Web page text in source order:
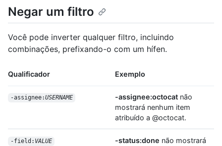
Negar um filtro
Você pode inverter qualquer filtro, incluindo
combinações, prefixando-o com um hífen.
Qualificador Exemplo
-assignee:USERNAME -assignee:octocat não
mostrará nenhum item
atribuído a @octocat.
-field: VALUE -status:done não mostrará